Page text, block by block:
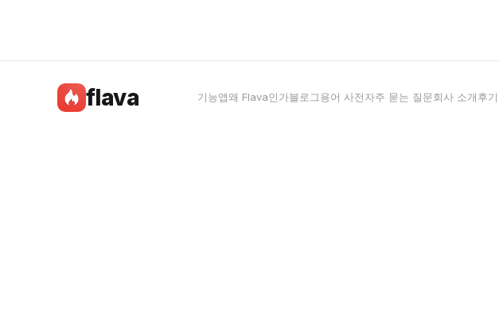
flava 기능앱왜 Flava인가블로그용어 사전자주 묻는 질문회사 소개후기